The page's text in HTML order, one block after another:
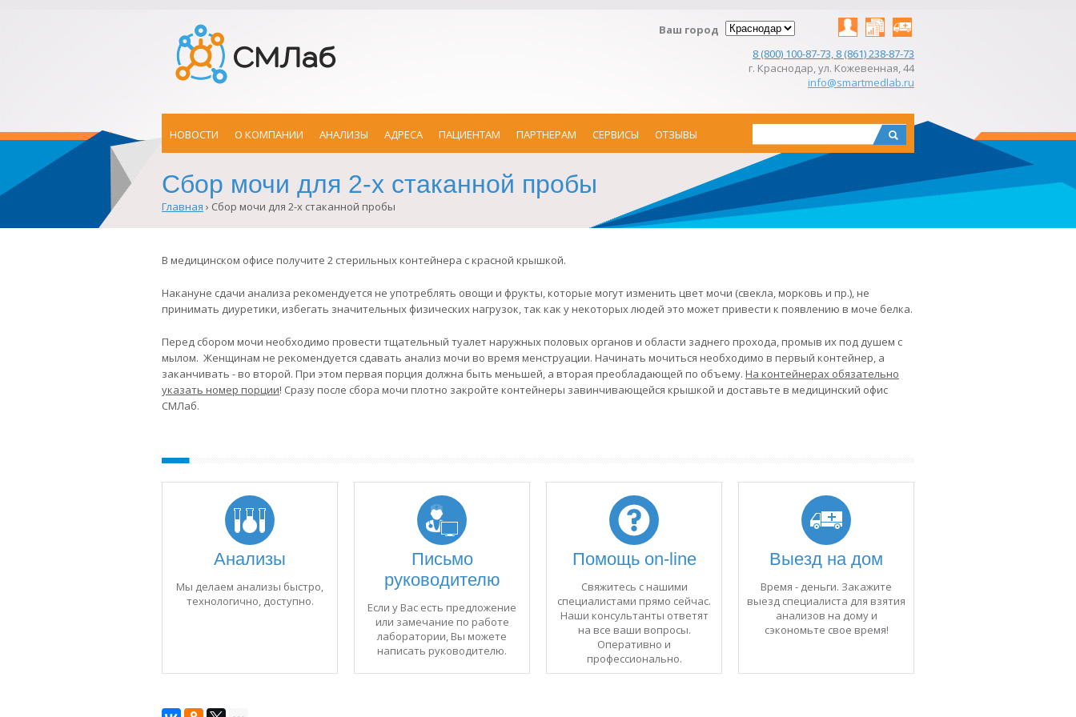
кабинет
on-
line
выезд
Ваш город
8 (800) 100-87-73, 8 (861) 238-87-73
г. Краснодар, ул. Кожевенная, 44
info@smartmedlab.ru
Форма
поиска
НОВОСТИ О КОМПАНИИ АНАЛИЗЫ АДРЕСА ПАЦИЕНТАМ ПАРТНЕРАМ СЕРВИСЫ ОТЗЫВЫ
Сбор мочи для 2-х стаканной пробы
Вы
Главная › Сбор мочи для 2-х стаканной пробы
В медицинском офисе получите 2 стерильных контейнера с красной крышкой.
Накануне сдачи анализа рекомендуется не употреблять овощи и фрукты, которые могут изменить цвет мочи (свекла, морковь и пр.), не
принимать диуретики, избегать значительных физических нагрузок, так как у некоторых людей это может привести к появлению в моче белка.
Перед сбором мочи необходимо провести тщательный туалет наружных половых органов и области заднего прохода, промыв их под душем с
мылом. Женщинам не рекомендуется сдавать анализ мочи во время менструации. Начинать мочиться необходимо в первый контейнер, а
заканчивать - во второй. При этом первая порция должна быть меньшей, а вторая преобладающей по объему. На контейнерах обязательно
указать номер порции! Сразу после сбора мочи плотно закройте контейнеры завинчивающейся крышкой и доставьте в медицинский офис
СМЛаб.
Анализы
Мы делаем анализы быстро,
технологично, доступно.
Письмо
руководителю
Если у Вас есть предложение
или замечание по работе
лаборатории, Вы можете
написать руководителю.
Помощь on-line
Свяжитесь с нашими
специалистами прямо сейчас.
Наши консультанты ответят
на все ваши вопросы.
Оперативно и
профессионально.
Выезд на дом
Время - деньги. Закажите
выезд специалиста для взятия
анализов на дому и
сэкономьте свое время!